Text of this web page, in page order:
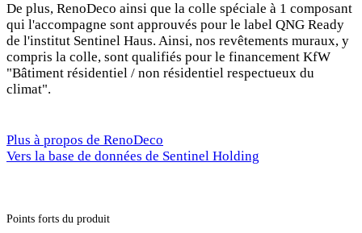
De plus, RenoDeco ainsi que la colle spéciale à 1 composant
qui l'accompagne sont approuvés pour le label QNG Ready
de l'institut Sentinel Haus. Ainsi, nos revêtements muraux, y
compris la colle, sont qualifiés pour le financement KfW
"Bâtiment résidentiel / non résidentiel respectueux du
climat".
Plus à propos de RenoDeco
Vers la base de données de Sentinel Holding
Points forts du produit